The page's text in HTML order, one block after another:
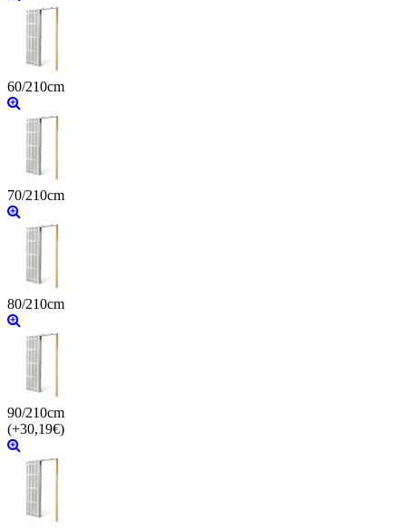
60/210cm
70/210cm
80/210cm
90/210cm
(+30,19€)